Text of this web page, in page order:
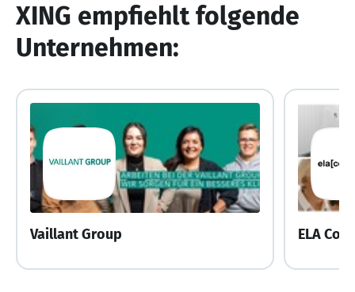
XING empfiehlt folgende
Unternehmen:
Vaillant Group ELA